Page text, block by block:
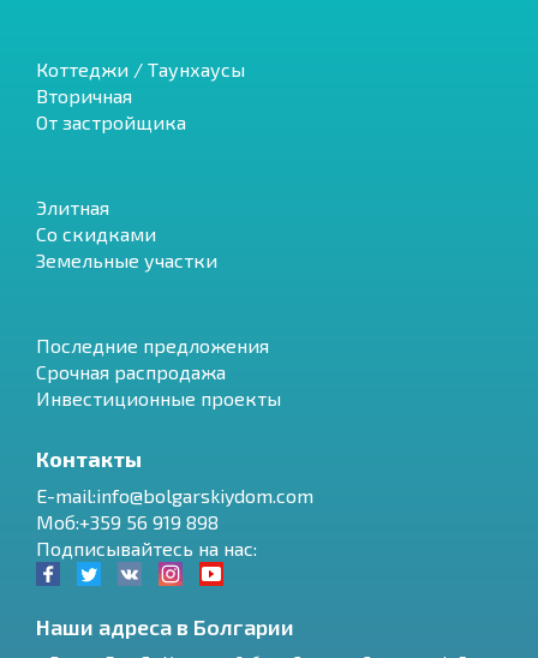
Коттеджи / Таунхаусы
Вторичная
От застройщика
Элитная
Со скидками
Земельные участки
Последние предложения
Срочная распродажа
Инвестиционные проекты
Контакты
E-mail:info@bolgarskiydom.com
Моб:+359 56 919 898
Подписывайтесь на нас:
Наши адреса в Болгарии